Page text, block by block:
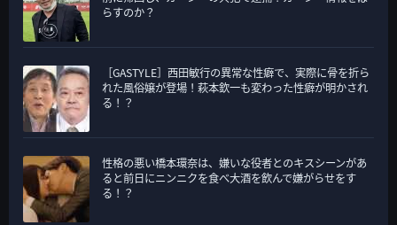
らすのか？
［GASTYLE］西田敏行の異常な性癖で、実際に骨を折ら
れた風俗嬢が登場！萩本欽一も変わった性癖が明かされ
る！？
性格の悪い橋本環奈は、嫌いな役者とのキスシーンがあ
ると前日にニンニクを食べ大酒を飲んで嫌がらせをす
る！？